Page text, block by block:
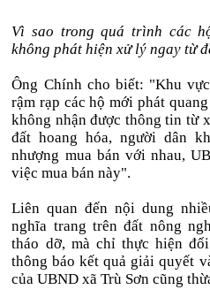
Vì sao trong quá trình các
không phát hiện xử lý ngay từ
Ông Chính cho biết: "Khu
rậm rạp các hộ mới phát
không nhận được thông tin từ
đất hoang hóa, người dân
nhượng mua bán với nhau,
việc mua bán này".
Liên quan đến nội dung
nghĩa trang trên đất nông
tháo dỡ, mà chỉ thực hiện
thông báo kết quả giải quyết
của UBND xã Trù Sơn cũng